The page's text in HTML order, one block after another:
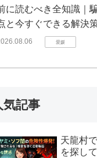
に読むべき全知識｜
と今すぐできる解決
愛媛
気記事
天龍村
を探し